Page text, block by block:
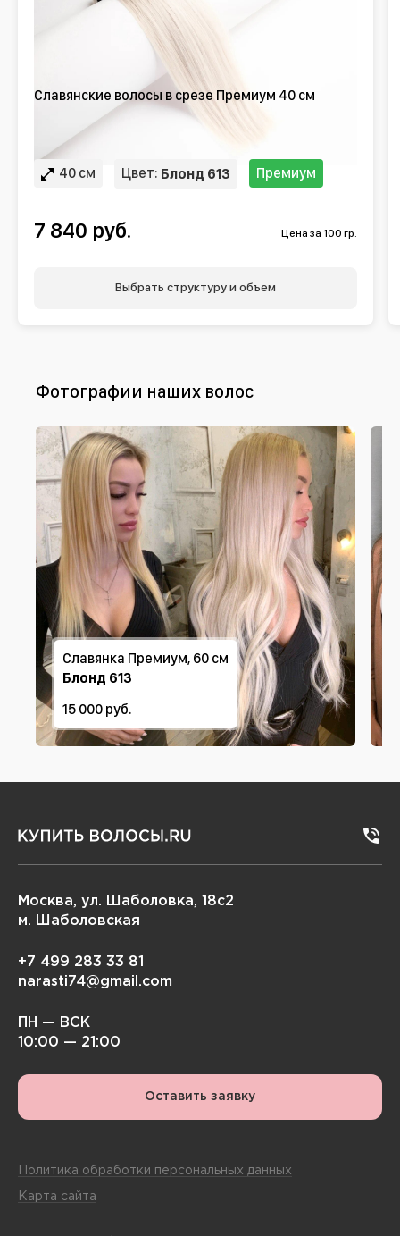
Славянские волосы в срезе Премиум 40 см
40 см Цвет: Блонд 613 Премиум
7 840 руб. Цена за 100 гр.
Выбрать структуру и объем
Фотографии наших волос
Славянка Премиум, 60 см
Блонд 613
15 000 руб.
Москва, ул. Шаболовка, 18с2
м. Шаболовская
+7 499 283 33 81
narasti74@gmail.com
ПН — ВСК
10:00 — 21:00
Оставить заявку
Политика обработки персональных данных
Карта сайта